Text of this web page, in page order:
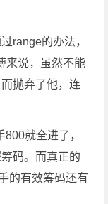
range的办法，
来说，虽然不能
抛弃了他，连
就全进了，
码。而真正的
的有效筹码还有